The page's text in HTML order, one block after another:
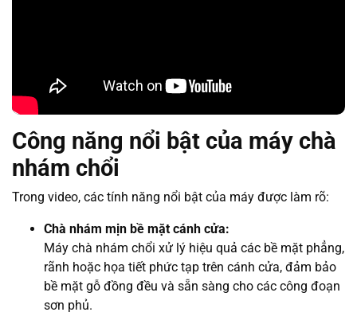
Công năng nổi bật của máy chà
nhám chổi
Trong video, các tính năng nổi bật của máy được làm rõ:
Chà nhám mịn bề mặt cánh cửa:
Máy chà nhám chổi xử lý hiệu quả các bề mặt phẳng,
rãnh hoặc họa tiết phức tạp trên cánh cửa, đảm bảo
bề mặt gỗ đồng đều và sẵn sàng cho các công đoạn
sơn phủ.